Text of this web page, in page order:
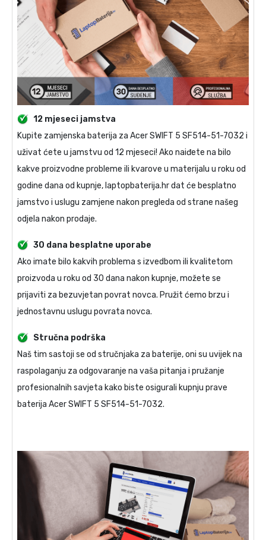
12 mjeseci jamstva
Kupite zamjenska baterija za Acer SWIFT 5 SF514-51-7032 i
uživat ćete u jamstvu od 12 mjeseci! Ako naiđete na bilo
kakve proizvodne probleme ili kvarove u materijalu u roku od
godine dana od kupnje, laptopbaterija.hr dat će besplatno
jamstvo i uslugu zamjene nakon pregleda od strane našeg
odjela nakon prodaje.
30 dana besplatne uporabe
Ako imate bilo kakvih problema s izvedbom ili kvalitetom
proizvoda u roku od 30 dana nakon kupnje, možete se
prijaviti za bezuvjetan povrat novca. Pružit ćemo brzu i
jednostavnu uslugu povrata novca.
Stručna podrška
Naš tim sastoji se od stručnjaka za baterije, oni su uvijek na
raspolaganju za odgovaranje na vaša pitanja i pružanje
profesionalnih savjeta kako biste osigurali kupnju prave
baterija Acer SWIFT 5 SF514-51-7032.